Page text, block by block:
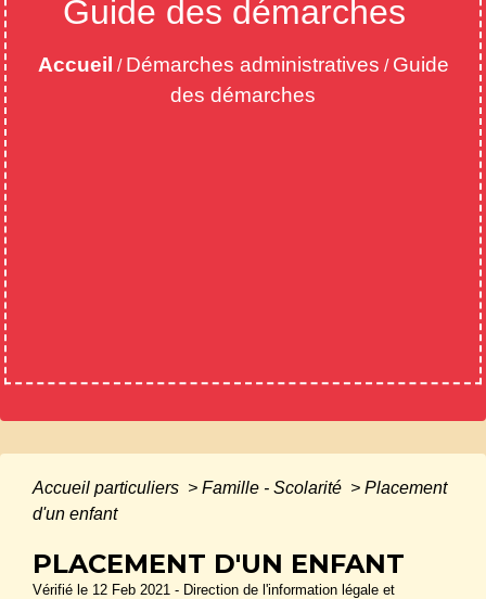
Guide des démarches
Accueil / Démarches administratives / Guide
des démarches
Accueil particuliers > Famille - Scolarité > Placement
d'un enfant
PLACEMENT D'UN ENFANT
Vérifié le 12 Feb 2021 - Direction de l'information légale et